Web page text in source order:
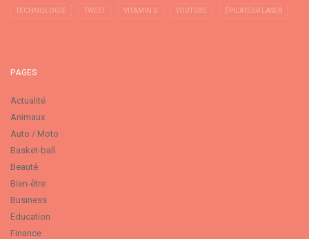
TECHNOLOGIE TWEET VITAMIN D YOUTUBE ÉPILATEUR LASER
PAGES
Actualité
Animaux
Auto / Moto
Basket-ball
Beauté
Bien-être
Business
Education
Finance